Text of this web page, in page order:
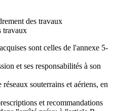
des travaux
travaux
sont celles de l'annexe 5-
et ses responsabilités à son
souterrains et aériens, en
et recommandations